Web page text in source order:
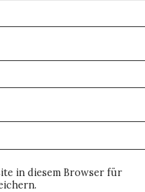
in diesem Browser für